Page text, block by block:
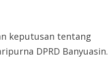
keputusan tentang
DPRD Banyuasin.